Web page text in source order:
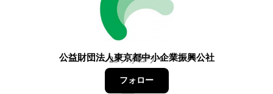
公益財団法人東京都中小企業振興公社
25フォロワー
フォロー